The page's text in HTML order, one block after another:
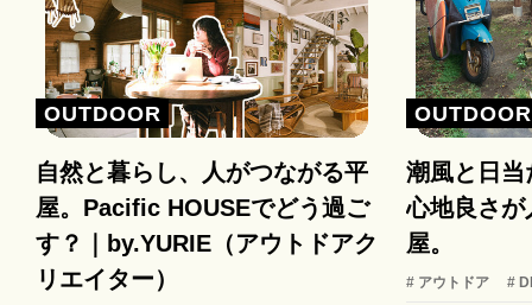
OUTDOOR
自然と暮らし、人がつながる平
屋。Pacific HOUSEでどう過ご
す？｜by.YURIE（アウトドアク
リエイター）
OUTDOOR
潮風と日当
心地良さが
屋。
# アウトドア #